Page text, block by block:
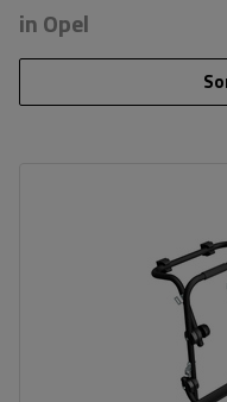
in Opel
universelles Montagesystem